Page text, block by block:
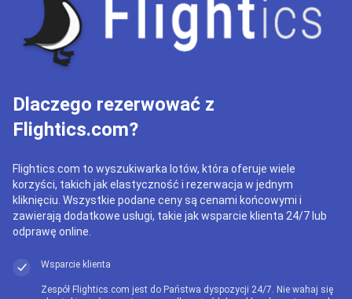
Dlaczego rezerwować z
Flightics.com?
Flightics.com to wyszukiwarka lotów, która oferuje wiele
korzyści, takich jak elastyczność i rezerwacja w jednym
kliknięciu. Wszystkie podane ceny są cenami końcowymi i
zawierają dodatkowe usługi, takie jak wsparcie klienta 24/7 lub
odprawę online.
Wsparcie klienta
Zespół Flightics.com jest do Państwa dyspozycji 24/7. Nie wahaj się